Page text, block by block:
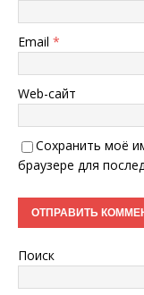
Email *
Web-сайт
Сохранить моё
браузере для
Поиск